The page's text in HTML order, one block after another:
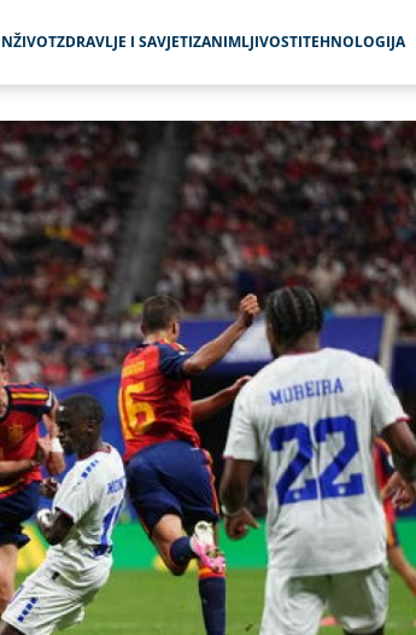
ŽIVOTZDRAVLJE I SAVJETIZANIMLJIVOSTITEHNOLOGIJA